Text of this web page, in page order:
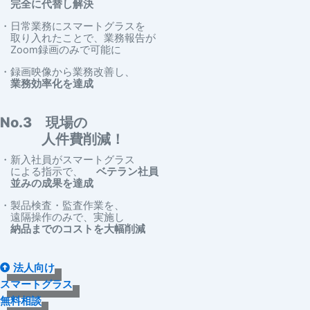
完全に代替し解決
・日常業務にスマートグラスを
取り入れたことで、業務報告が
Zoom録画のみで可能に
・録画映像から業務改善し、
業務効率化を達成
No.3 現場の
人件費削減！
・新入社員がスマートグラス
による指示で、 ベテラン社員
並みの成果を達成
・製品検査・監査作業を、
遠隔操作のみで、実施し
納品までのコストを大幅削減
法人向け
スマートグラス
無料相談